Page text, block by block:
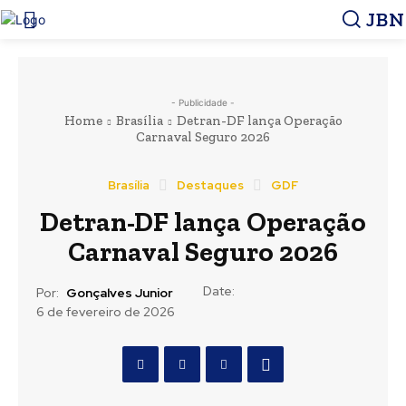
JBN
- Publicidade -
Home Brasília
Detran-DF lança Operação
Carnaval Seguro 2026
Brasília Destaques GDF
Detran-DF lança Operação
Carnaval Seguro 2026
Por: Gonçalves Junior
Date:
6 de fevereiro de 2026